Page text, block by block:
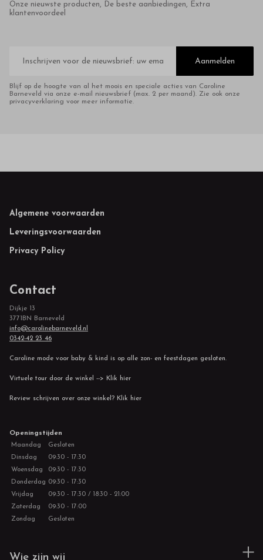
Onze nieuwste producten, De beste aanbiedingen, Extra
klantenvoordeel
mailadres
Aanmelden
Blijf op de hoogte van al het moois en speciale acties van Caroline
Barneveld via onze e-mail nieuwsbrief (max. 2 per maand). Zie ook onze
privacyverklaring voor meer informatie.
Footer
Algemene voorwaarden
Leveringsvoorwaarden
Privacy Policy
Contact
Dijkje 13
3771BN Barneveld
info@carolinebarneveld.nl
0342-42 23 46
Caroline mode voor baby & kind is op alle zon- en feestdagen gesloten.
Virtuele tour door de winkel --> Klik hier
Review schrijven over onze winkel? Klik hier
Openingstijden
Maandag
Gesloten
Dinsdag
09:30 - 17:30
Woensdag
09:30 - 17:30
Donderdag 09:30 - 17:30
Vrijdag
09:30 - 17:30 / 18:30 - 21:00
Zaterdag
09:30 - 17:00
Zondag
Gesloten
Wie zijn wij